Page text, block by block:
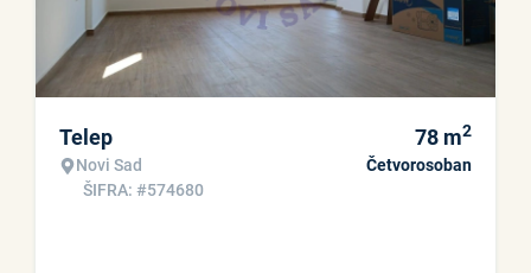
Telep
Novi Sad
ŠIFRA: #574680
78 m2
Četvorosoban